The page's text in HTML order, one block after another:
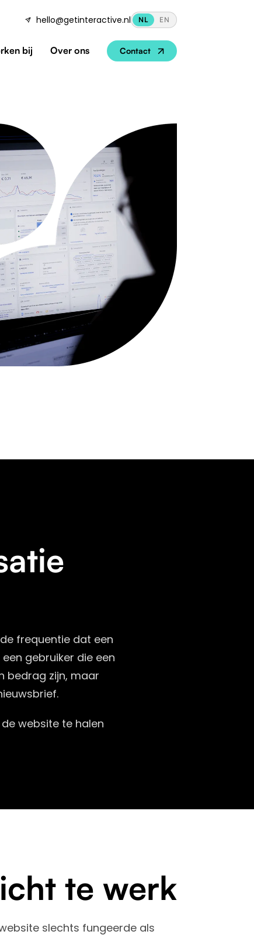
hello@getinteractive.nl NL EN
bij Over ons Contact
frequentie dat een
gebruiker die een
bedrag zijn, maar
website te halen
te werk
slechts fungeerde als